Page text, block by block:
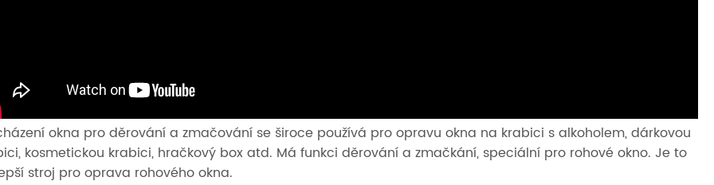
okna pro děrování a zmačování se široce používá pro opravu okna na krabici s alkoholem, dárkovou
kosmetickou krabici, hračkový box atd. Má funkci děrování a zmačkání, speciální pro rohové okno. Je to
stroj pro oprava rohového okna.